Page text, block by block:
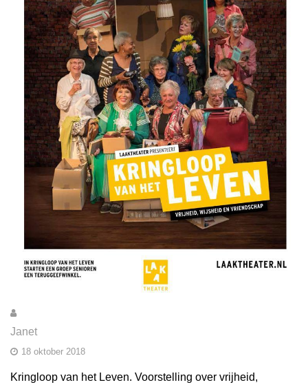
Janet
18 oktober 2018
Kringloop van het Leven. Voorstelling over vrijheid,